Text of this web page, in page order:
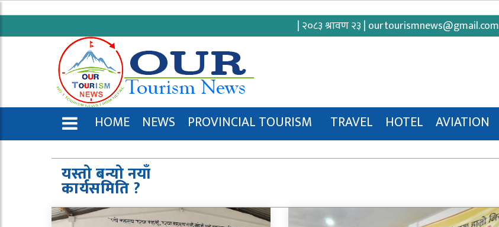
| २०८३ श्रावण २३ | ourtourismnews@gmail.com
HOME NEWS PROVINCIAL TOURISM TRAVEL HOTEL AVIATION
ENGLISH
यस्तो बन्यो नयाँ
कार्यसमिति ?